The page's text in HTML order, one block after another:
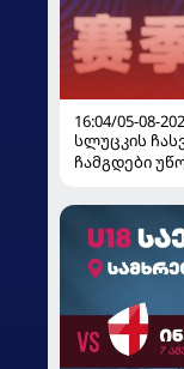
16:04/05-08-
სლუცკის
ჩამგდები